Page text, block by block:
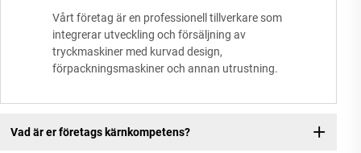
Vårt företag är en professionell tillverkare som
integrerar utveckling och försäljning av
tryckmaskiner med kurvad design,
förpackningsmaskiner och annan utrustning.
Vad är er företags kärnkompetens?